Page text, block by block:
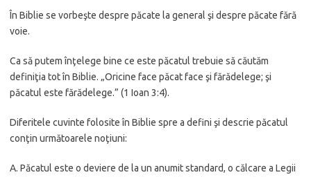
În Biblie se vorbeşte despre păcate la general şi despre păcate fără
voie.
Ca să putem înţelege bine ce este păcatul trebuie să căutăm
definiţia tot în Biblie. „Oricine face păcat face şi fărădelege; şi
păcatul este fărădelege.” (1 Ioan 3:4).
Diferitele cuvinte folosite în Biblie spre a defini şi descrie păcatul
conţin următoarele noţiuni:
A. Păcatul este o deviere de la un anumit standard, o călcare a Legii